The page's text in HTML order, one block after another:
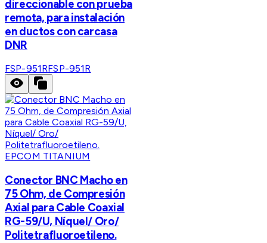
direccionable con prueba
remota, para instalación
en ductos con carcasa
DNR
FSP-951RFSP-951R
EPCOM TITANIUM
Conector BNC Macho en
75 Ohm, de Compresión
Axial para Cable Coaxial
RG-59/U, Níquel/ Oro/
Politetrafluoroetileno.